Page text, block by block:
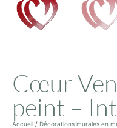
Cœur
peint –
Accueil / Décorations murales en